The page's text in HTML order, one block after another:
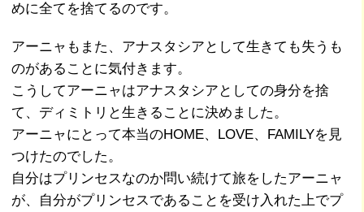
めに全てを捨てるのです。
アーニャもまた、アナスタシアとして生きても失うも
のがあることに気付きます。
こうしてアーニャはアナスタシアとしての身分を捨
て、ディミトリと生きることに決めました。
アーニャにとって本当のHOME、LOVE、FAMILYを見
つけたのでした。
自分はプリンセスなのか問い続けて旅をしたアーニャ
が、自分がプリンセスであることを受け入れた上でプ